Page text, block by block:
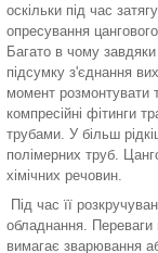
оскільки під час
опресування
Багато в чому
підсумку з'єднання
момент розмонтувати
компресійні фітинги
трубами. У більш
полімерних труб.
хімічних речовин.
Під час її
обладнання.
вимагає зварювання